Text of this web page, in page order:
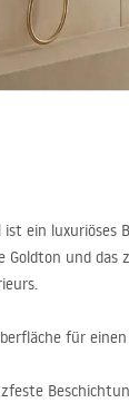
ist ein luxuriöses
und das
für